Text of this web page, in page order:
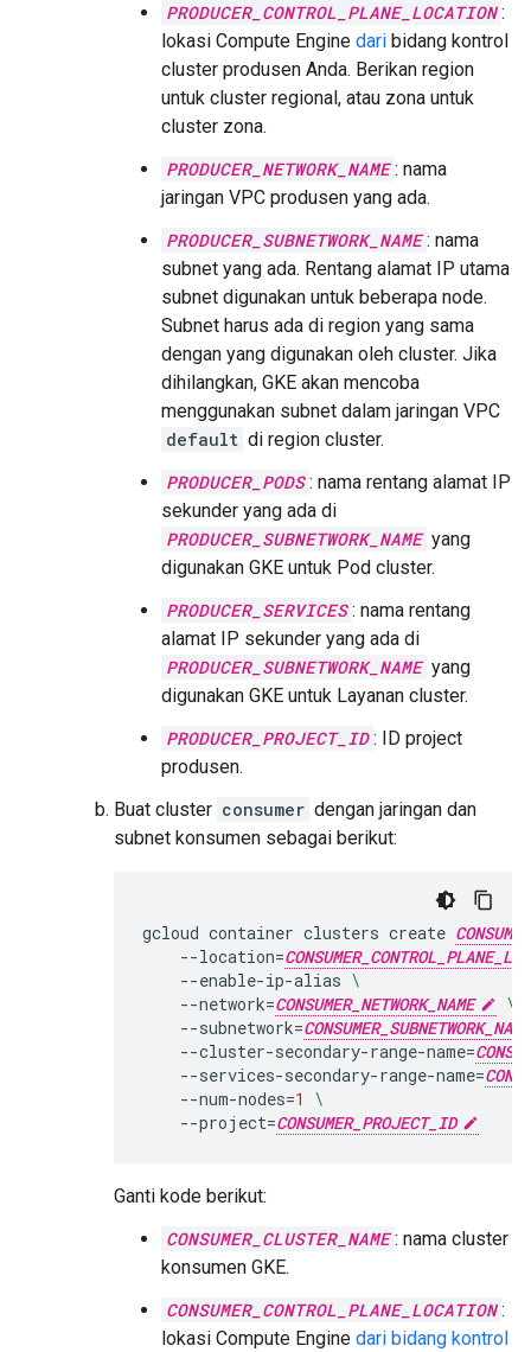
PRODUCER_CONTROL_PLANE_LOCATION :
lokasi Compute Engine dari bidang kontrol
cluster produsen Anda. Berikan region
untuk cluster regional, atau zona untuk
cluster zona.
PRODUCER_NETWORK_NAME : nama
jaringan VPC produsen yang ada.
PRODUCER_SUBNETWORK_NAME : nama
subnet yang ada. Rentang alamat IP utama
subnet digunakan untuk beberapa node.
Subnet harus ada di region yang sama
dengan yang digunakan oleh cluster. Jika
dihilangkan, GKE akan mencoba
menggunakan subnet dalam jaringan VPC
default di region cluster.
PRODUCER_PODS : nama rentang alamat IP
sekunder yang ada di
PRODUCER_SUBNETWORK_NAME yang
digunakan GKE untuk Pod cluster.
PRODUCER_SERVICES : nama rentang
alamat IP sekunder yang ada di
PRODUCER_SUBNETWORK_NAME yang
digunakan GKE untuk Layanan cluster.
PRODUCER_PROJECT_ID : ID project
produsen.
Buat cluster consumer dengan jaringan dan
subnet konsumen sebagai berikut:
gcloud container clusters create
--location=
--enable-ip-alias \
--network=CONSUMER_NETWORK_NAME
\
--subnetwork=CONSUMER_SUBNETWORK_NAME
--cluster-secondary-range-name=
--services-secondary-range-name=
--num-nodes=1
\
--project=CONSUMER_PROJECT_ID
Ganti kode berikut:
CONSUMER_CLUSTER_NAME : nama cluster
konsumen GKE.
CONSUMER_CONTROL_PLANE_LOCATION :
lokasi Compute Engine dari bidang kontrol